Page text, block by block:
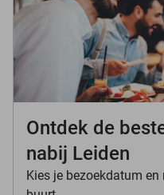
Ontdek de
nabij Leiden
Kies je bezoekdatum